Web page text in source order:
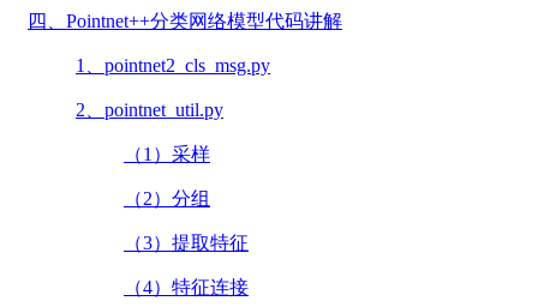
四、Pointnet++分类网络模型代码讲解
1、pointnet2_cls_msg.py
2、pointnet_util.py
（1）采样
（2）分组
（3）提取特征
（4）特征连接